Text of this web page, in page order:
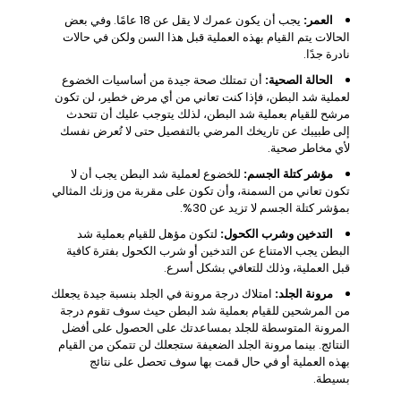
العمر:
يجب أن يكون عمرك لا يقل عن 18 عامًا. وفي بعض
الحالات يتم القيام بهذه العملية قبل هذا السن ولكن في حالات
نادرة جدًا.
الحالة الصحية: أن تمتلك صحة جيدة من أساسيات الخضوع
لعملية شد البطن، فإذا كنت تعاني من أي مرض خطير، لن تكون
مرشح للقيام بعملية شد البطن، لذلك يتوجب عليك أن تتحدث
إلى طبيبك عن تاريخك المرضي بالتفصيل حتى لا تُعرض نفسك
لأي مخاطر صحية.
مؤشر كتلة الجسم: للخضوع لعملية شد البطن يجب أن لا
تكون تعاني من السمنة، وأن تكون على مقربة من وزنك المثالي
بمؤشر كتلة الجسم لا تزيد عن 30%.
التدخين وشرب الكحول: لتكون مؤهل للقيام بعملية شد
البطن يجب الامتناع عن التدخين أو شرب الكحول بفترة كافية
قبل العملية، وذلك للتعافي بشكل أسرع.
مرونة الجلد: امتلاك درجة مرونة في الجلد بنسبة جيدة يجعلك
من المرشحين للقيام بعملية شد البطن حيث سوف تقوم درجة
المرونة المتوسطة للجلد بمساعدتك على الحصول على أفضل
النتائج. بينما مرونة الجلد الضعيفة ستجعلك لن تتمكن من القيام
بهذه العملية أو في حال قمت بها سوف تحصل على نتائج
بسيطة.